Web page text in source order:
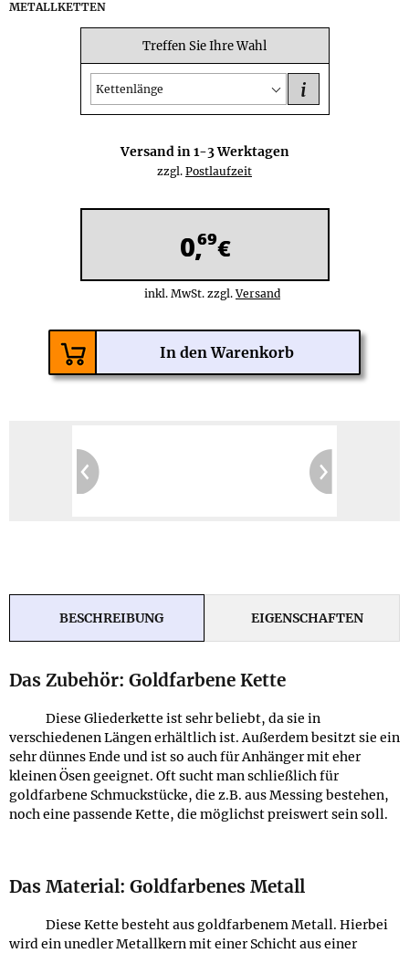
METALLKETTEN
Treffen Sie Ihre Wahl
Kettenlänge i
Versand in1-3Werktagen
zzgl. Postlaufzeit
0,69€
inkl. MwSt. zzgl.Versand
BESCHREIBUNG EIGENSCHAFTEN
Das Zubehör: Goldfarbene Kette
Diese Gliederkette ist sehr beliebt, da sie in
verschiedenen Längen erhältlich ist. Außerdem besitzt sie ein
sehr dünnes Ende und ist so auch für Anhänger mit eher
kleinen Ösen geeignet. Oft sucht man schließlich für
goldfarbene Schmuckstücke, die z.B. aus Messing bestehen,
noch eine passende Kette, die möglichst preiswert sein soll.
Das Material: Goldfarbenes Metall
Diese Kette besteht aus goldfarbenem Metall. Hierbei
wird ein unedler Metallkern mit einer Schicht aus einer